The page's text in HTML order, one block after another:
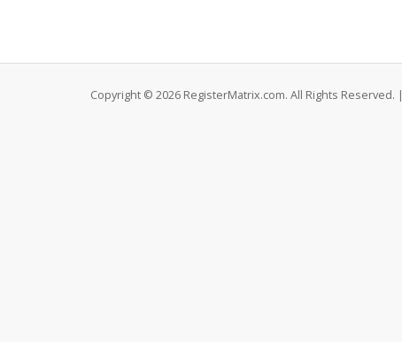
Copyright © 2026 RegisterMatrix.com. All Rights Reserved. |